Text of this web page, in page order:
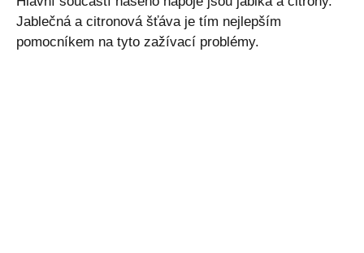
Jablečná a citronová šťáva je tím nejlepším
pomocníkem na tyto zažívací problémy.